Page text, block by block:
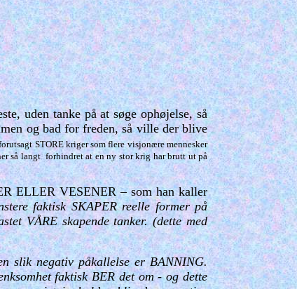
uden tanke på at søge ophøjelse, så
og bad for freden, så ville der blive
STORE kriger som flere visjonære mennesker
så langt forhindret at en ny stor krig har brutt ut på
ELLER VESENER – som han kaller
faktisk SKAPER reelle former på
VÅRE skapende tanker. (dette med
slik negativ påkallelse er BANNING.
faktisk BER det om - og dette